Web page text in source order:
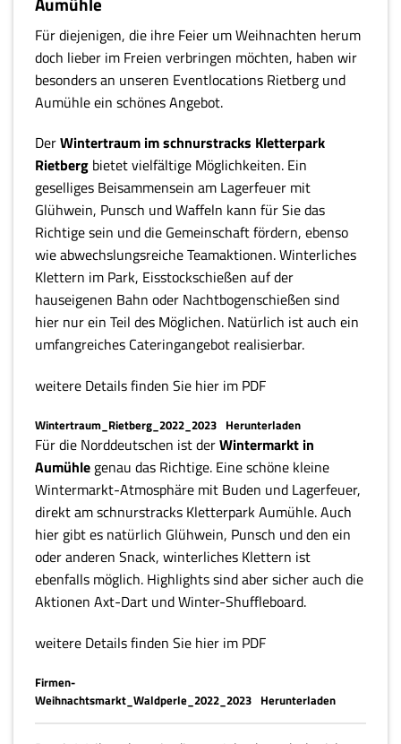
Für diejenigen, die ihre Feier um Weihnachten herum
doch lieber im Freien verbringen möchten, haben wir
besonders an unseren Eventlocations Rietberg und
Aumühle ein schönes Angebot.
DerWintertraum im schnurstracks Kletterpark
Rietberg bietet vielfältige Möglichkeiten. Ein
geselliges Beisammensein am Lagerfeuer mit
Glühwein, Punsch und Waffeln kann für Sie das
Richtige sein und die Gemeinschaft fördern, ebenso
wie abwechslungsreiche Teamaktionen. Winterliches
Klettern im Park, Eisstockschießen auf der
hauseigenen Bahn oder Nachtbogenschießen sind
hier nur ein Teil des Möglichen. Natürlich ist auch ein
umfangreiches Cateringangebot realisierbar.
weitere Details finden Sie hier im PDF
Wintertraum_Rietberg_2022_2023 Herunterladen
Für die Norddeutschen ist derWintermarkt in
Aumühle genau das Richtige. Eine schöne kleine
Wintermarkt-Atmosphäre mit Buden und Lagerfeuer,
direkt am schnurstracks Kletterpark Aumühle. Auch
hier gibt es natürlich Glühwein, Punsch und den ein
oder anderen Snack, winterliches Klettern ist
ebenfalls möglich. Highlights sind aber sicher auch die
Aktionen Axt-Dart und Winter-Shuffleboard.
weitere Details finden Sie hier im PDF
Firmen-
Weihnachtsmarkt_Waldperle_2022_2023 Herunterladen